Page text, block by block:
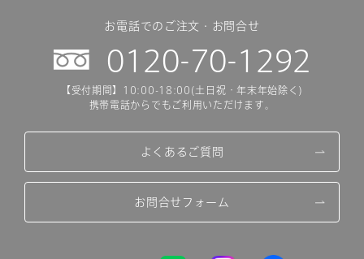
お電話でのご注文・お問合せ
0120-70-1292
【受付期間】10:00-18:00(土日祝・年末年始除く)
携帯電話からでもご利用いただけます。
よくあるご質問
お問合せフォーム